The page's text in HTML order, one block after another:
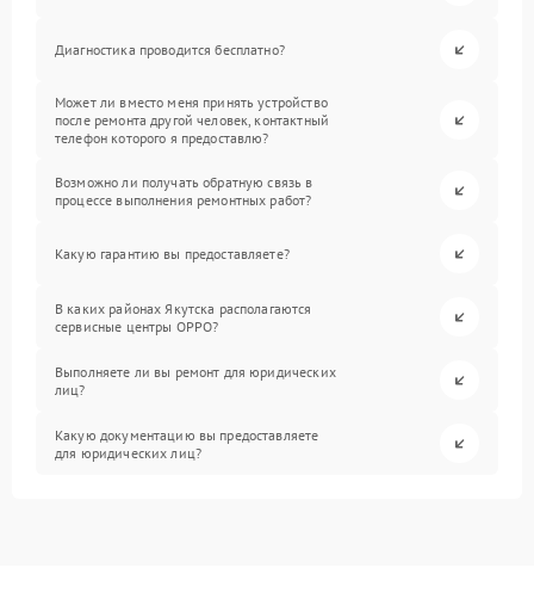
Диагностика проводится бесплатно?
Может ли вместо меня принять устройство
после ремонта другой человек, контактный
телефон которого я предоставлю?
Возможно ли получать обратную связь в
процессе выполнения ремонтных работ?
Какую гарантию вы предоставляете?
В каких районах Якутска располагаются
сервисные центры OPPO?
Выполняете ли вы ремонт для юридических
лиц?
Какую документацию вы предоставляете
для юридических лиц?